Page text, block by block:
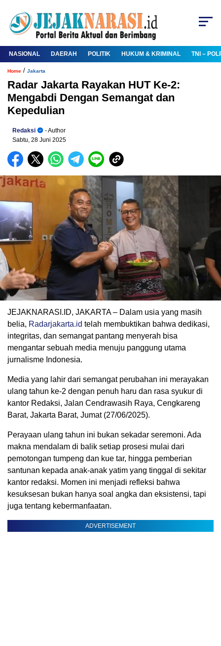
NASIONAL DAERAH POLITIK HUKUM & KRIMINAL TNI –
Home / Jakarta
Radar Jakarta Rayakan HUT Ke-2:
Mengabdi Dengan Semangat dan
Kepedulian
Redaksi
- Author
Sabtu, 28 Juni 2025
JEJAKNARASI.ID, JAKARTA – Dalam usia yang masih
belia, Radarjakarta.id telah membuktikan bahwa dedikasi,
integritas, dan semangat pantang menyerah bisa
mengantar sebuah media menuju panggung utama
jurnalisme Indonesia.
Media yang lahir dari semangat perubahan ini merayakan
ulang tahun ke-2 dengan penuh haru dan rasa syukur di
kantor Redaksi, Jalan Cendrawasih Raya, Cengkareng
Barat, Jakarta Barat, Jumat (27/06/2025).
Perayaan ulang tahun ini bukan sekadar seremoni. Ada
makna mendalam di balik setiap prosesi mulai dari
pemotongan tumpeng dan kue tar, hingga pemberian
santunan kepada anak-anak yatim yang tinggal di sekitar
kantor redaksi. Momen ini menjadi refleksi bahwa
kesuksesan bukan hanya soal angka dan eksistensi, tapi
juga tentang kebermanfaatan.
ADVERTISEMENT